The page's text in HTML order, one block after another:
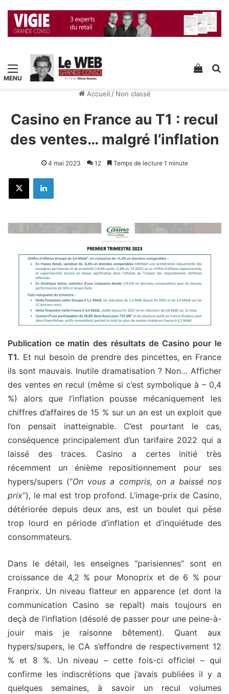
Menu Voir
Accueil / Non classé
Casino en France au T1 : recul
des ventes… malgré l’inflation
4 mai 2023 12 Temps de lecture 1 minute
X Linkedin
Publication ce matin des résultats de Casino pour le
T1. Et nul besoin de prendre des pincettes, en France
ils sont mauvais. Inutile dramatisation ? Non… Afficher
des ventes en recul (même si c’est symbolique à – 0,4
%) alors que l’inflation pousse mécaniquement les
chiffres d’affaires de 15 % sur un an est un exploit que
l’on pensait inatteignable. C’est pourtant le cas,
conséquence principalement d’un tarifaire 2022 qui a
laissé des traces. Casino a certes initié très
récemment un énième repositionnement pour ses
hypers/supers (“On vous a compris, on a baissé nos
prix“), le mal est trop profond. L’image-prix de Casino,
détériorée depuis deux ans, est un boulet qui pèse
trop lourd en période d’inflation et d’inquiétude des
consommateurs.
Dans le détail, les enseignes “parisiennes” sont en
croissance de 4,2 % pour Monoprix et de 6 % pour
Franprix. Un niveau flatteur en apparence (et dont la
communication Casino se repaît) mais toujours en
deçà de l’inflation (désolé de passer pour une peine-à-
jouir mais je raisonne bêtement). Quant aux
hypers/supers, le CA s’effondre de respectivement 12
% et 8 %. Un niveau – cette fois-ci officiel – qui
confirme les indiscrétions que j’avais publiées il y a
quelques semaines, à savoir un recul volumes